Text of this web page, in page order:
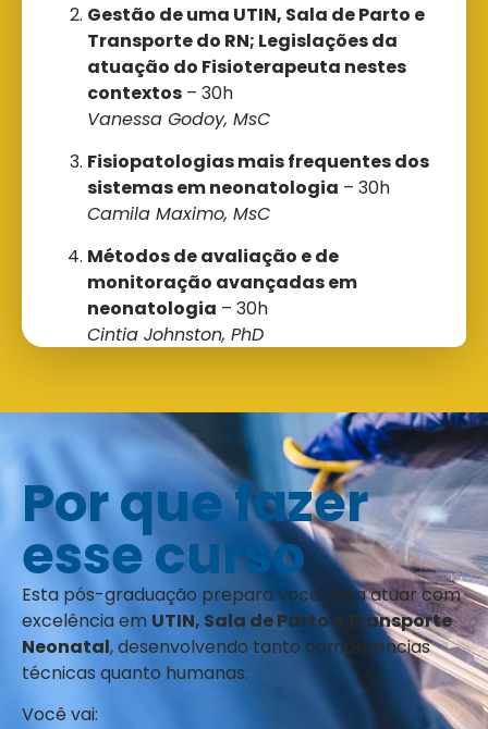
Gestão de uma UTIN, Sala de Parto e
Transporte do RN; Legislações da
atuação do Fisioterapeuta nestes
contextos – 30h
Vanessa Godoy, MsC
Fisiopatologias mais frequentes dos
sistemas em neonatologia – 30h
Camila Maximo, MsC
Métodos de avaliação e de
monitoração avançadas em
neonatologia – 30h
Cintia Johnston, PhD
Suporte ventilatório invasivo e não
invasivo em neonatologia– 30h
Cintia Johnston, PhD
Fisioterapia
Neuromusculoesqueléticas e do
Desenvolvimento Motor em
Neonatologia– 30h
Monica Stopiglia, MsC
Fisioterapia Cardiorrespiratória em
neonatologia
Por que fazer
esse curso
Esta pós-graduação prepara você para atuar com
excelência em UTIN, Sala de Parto e Transporte
Neonatal, desenvolvendo tanto competências
técnicas quanto humanas.
Você vai: